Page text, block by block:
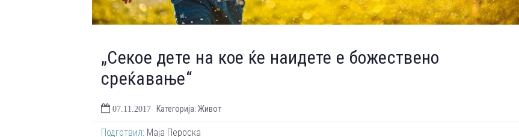
„Секое дете на кое ќе наидете е божествено
среќавање“
07.11.2017 Категорија: Живот
Подготвил: Маја Пероска